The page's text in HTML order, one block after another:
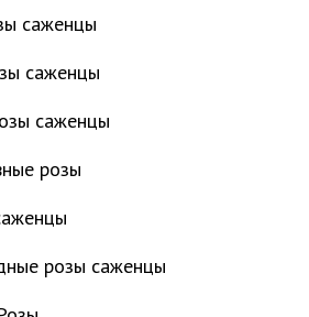
саженцы
саженцы
саженцы
розы
розы саженцы